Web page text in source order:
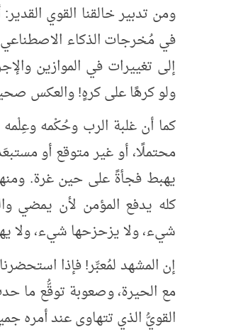
ومن تدبير خالقنا القوي
في مُخرجات الذكاء
إلى تغييرات في الموازين
ولو كرهًا على كرهٍ! والعكس
كما أن غلبة الرب وحُكْمه
محتملًا، أو غير متوقع أو
يهبط فجأةً على حين غرة.
كله يدفع المؤمن لأن يمضي
شيء، ولا يزحزحها شيء، ولا
إن المشهد لمُعبِّر! فإذا
مع الحيرة، وصعوبة توقُّع ما
القويُّ الذي تتهاوى عند أمره